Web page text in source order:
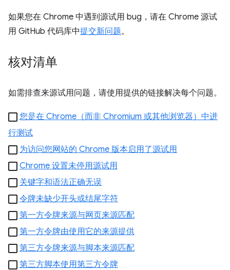
如果您在 Chrome 中遇到源试用 bug，请在 Chrome 源试
用 GitHub 代码库中提交新问题。
核对清单
如需排查来源试用问题，请使用提供的链接解决每个问题。
您是在 Chrome（而非 Chromium 或其他浏览器）中进
行测试
为访问您网站的 Chrome 版本启用了源试用
Chrome 设置未停用源试用
关键字和语法正确无误
令牌未缺少开头或结尾字符
第一方令牌来源与网页来源匹配
第一方令牌由使用它的来源提供
第三方令牌来源与脚本来源匹配
第三方脚本使用第三方令牌